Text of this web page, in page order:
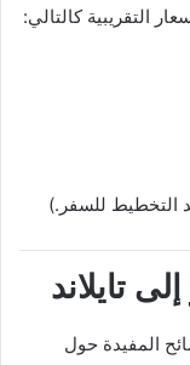
التقريبية كالتالي:
التخطيط للسفر.)
المفيدة حول